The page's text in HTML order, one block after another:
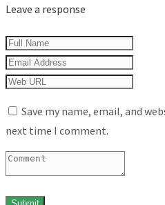
Leave a response
Save my name, email, and
next time I comment.